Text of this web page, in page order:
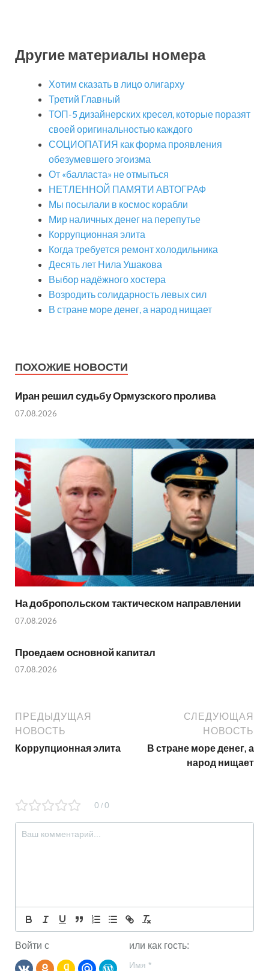
Другие материалы номера
Хотим сказать в лицо олигарху
Третий Главный
ТОП-5 дизайнерских кресел, которые поразят
своей оригинальностью каждого
СОЦИОПАТИЯ как форма проявления
обезумевшего эгоизма
От «балласта» не отмыться
НЕТЛЕННОЙ ПАМЯТИ АВТОГРАФ
Мы посылали в космос корабли
Мир наличных денег на перепутье
Коррупционная элита
Когда требуется ремонт холодильника
Десять лет Нила Ушакова
Выбор надёжного хостера
Возродить солидарность левых сил
В стране море денег, а народ нищает
ПОХОЖИЕ НОВОСТИ
Иран решил судьбу Ормузского пролива
07.08.2026
На добропольском тактическом направлении
07.08.2026
Проедаем основной капитал
07.08.2026
ПРЕДЫДУЩАЯ
НОВОСТЬ
Коррупционная элита
СЛЕДУЮЩАЯ
НОВОСТЬ
В стране море денег, а
народ нищает
0 / 0
Войти с или как гость:
Имя *